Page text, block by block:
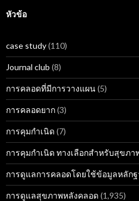
หัวข้อ
case study(110)
Journal club (8)
การคลอดที่มีการวางแผน(5)
การคลอดยาก(3)
การคุมกำเนิด (7)
การคุมกำเนิด ทางเลือกสำหรับสุขภ
การดูแลการคลอดโดยใช้ข้อมูลหลัก
การดูแลสุขภาพหลังคลอด (1,935)